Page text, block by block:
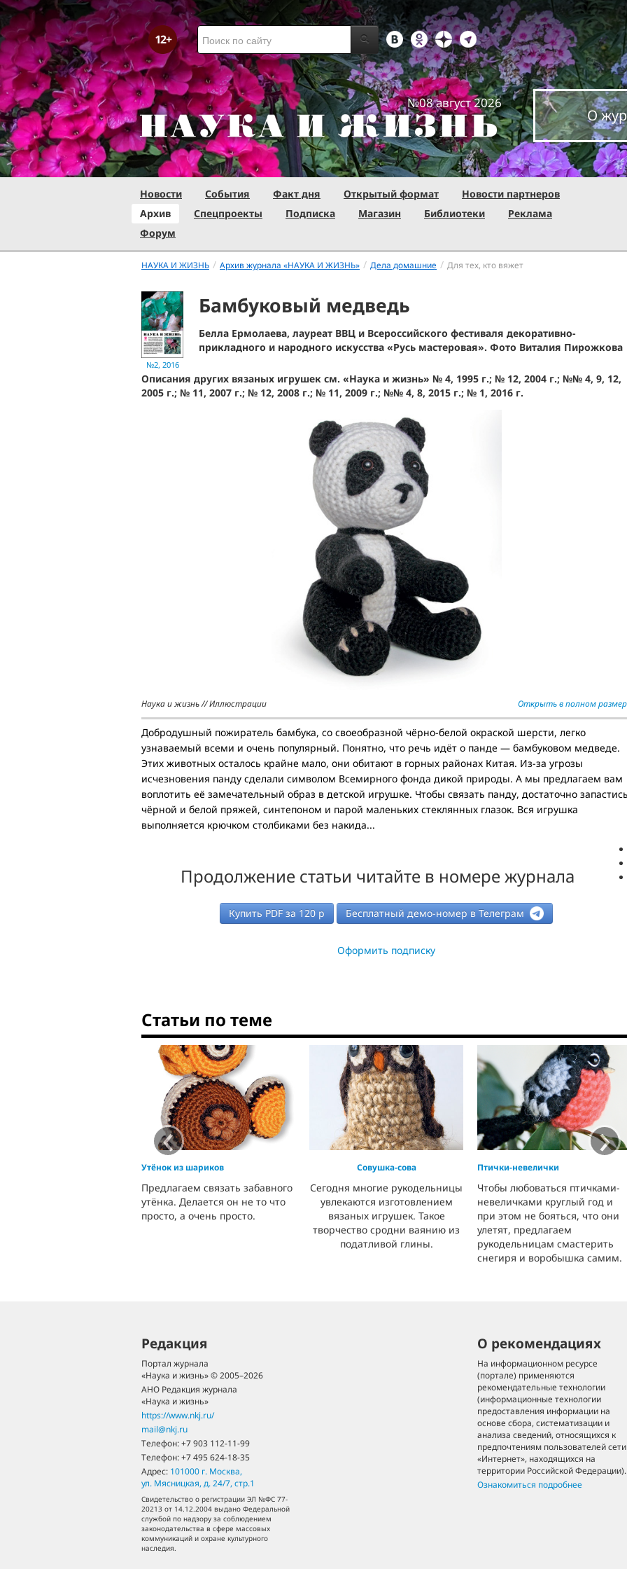
№08 август 2026
О
Новости События Факт дня Открытый формат
Новости партнеров
Архив
Спецпроекты Подписка Магазин Библиотеки
Реклама
Форум
НАУКА И ЖИЗНЬ / Архив журнала «НАУКА И ЖИЗНЬ» / Дела домашние / Для тех, кто вяжет
№2, 2016
Бамбуковый медведь
Белла Ермолаева, лауреат ВВЦ и Всероссийского фестиваля декоративно-
прикладного и народного искусства «Русь мастеровая». Фото Виталия Пирожкова
Описания других вязаных игрушек см. «Наука и жизнь» № 4, 1995 г.; № 12, 2004 г.; №№ 4, 9, 12,
2005 г.; № 11, 2007 г.; № 12, 2008 г.; № 11, 2009 г.; №№ 4, 8, 2015 г.; № 1, 2016 г.
Наука и жизнь // Иллюстрации Открыть в полном
Добродушный пожиратель бамбука, со своеобразной чёрно-белой окраской шерсти, легко
узнаваемый всеми и очень популярный. Понятно, что речь идёт о панде — бамбуковом медведе.
Этих животных осталось крайне мало, они обитают в горных районах Китая. Из-за угрозы
исчезновения панду сделали символом Всемирного фонда дикой природы. А мы предлагаем вам
воплотить её замечательный образ в детской игрушке. Чтобы связать панду, достаточно
чёрной и белой пряжей, синтепоном и парой маленьких стеклянных глазок. Вся игрушка
выполняется крючком столбиками без накида...
Продолжение статьи читайте в номере журнала
Купить PDF за 120 р Бесплатный демо-номер в Телеграм
Оформить подписку
Статьи по теме
Утёнок из шариков
Предлагаем связать забавного
утёнка. Делается он не то что
просто, а очень просто.
Совушка-сова
Сегодня многие рукодельницы
увлекаются изготовлением
вязаных игрушек. Такое
творчество сродни ваянию из
податливой глины.
Птички-невелички
Чтобы любоваться птичками-
невеличками круглый год и
при этом не бояться, что они
улетят, предлагаем
рукодельницам смастерить
снегиря и воробышка самим.
‹ ›
Редакция
Портал журнала
«Наука и жизнь» © 2005–2026
АНО Редакция журнала
«Наука и жизнь»
https://www.nkj.ru/
mail@nkj.ru
Телефон:+7 903 112-11-99
Телефон:+7 495 624-18-35
Адрес: 101000 г. Москва,
ул. Мясницкая, д. 24/7, стр.1
Свидетельство о регистрации ЭЛ №ФС 77-
20213 от 14.12.2004 выдано Федеральной
службой по надзору за соблюдением
законодательства в сфере массовых
коммуникаций и охране культурного
наследия.
О рекомендациях
На информационном ресурсе
(портале) применяются
рекомендательные технологии
(информационные технологии
предоставления информации на
основе сбора, систематизации и
анализа сведений, относящихся к
предпочтениям пользователей сети
«Интернет», находящихся на
территории Российской Федерации).
Ознакомиться подробнее